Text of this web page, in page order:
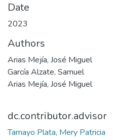
Date
2023
Authors
Arias Mejía, José Miguel
García Alzate, Samuel
Arias Mejía, José Miguel
dc.contributor.advisor
Tamayo Plata, Mery Patricia